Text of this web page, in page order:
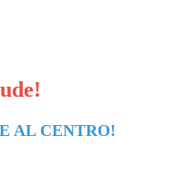
!
AL CENTRO!